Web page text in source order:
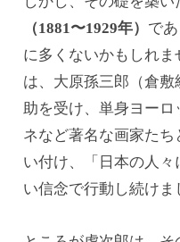
（1881〜1929年） で
に多くないかもしれ
は、大原孫三郎（倉
助を受け、単身ヨー
ネなど著名な画家た
い付け、「日本の人
い信念で行動し続けま